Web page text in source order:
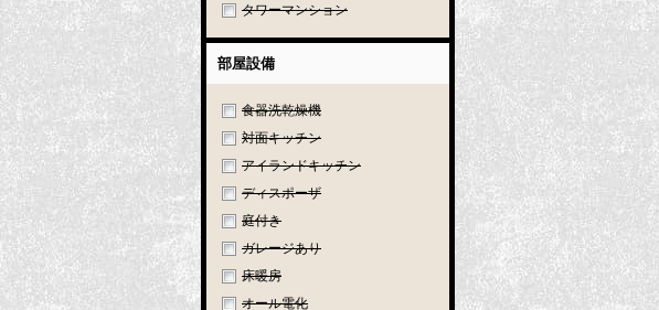
タワーマンション
部屋設備
食器洗乾燥機
対面キッチン
アイランドキッチン
ディスポーザ
庭付き
ガレージあり
床暖房
オール電化